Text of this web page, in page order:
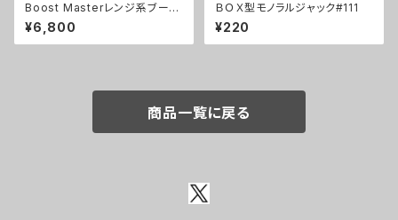
Boost Masterレンジ系ブース
ターキット【BASIC KIT】
¥6,800
ＢＯＸ型モノラルジャック#111
¥220
商品一覧に戻る